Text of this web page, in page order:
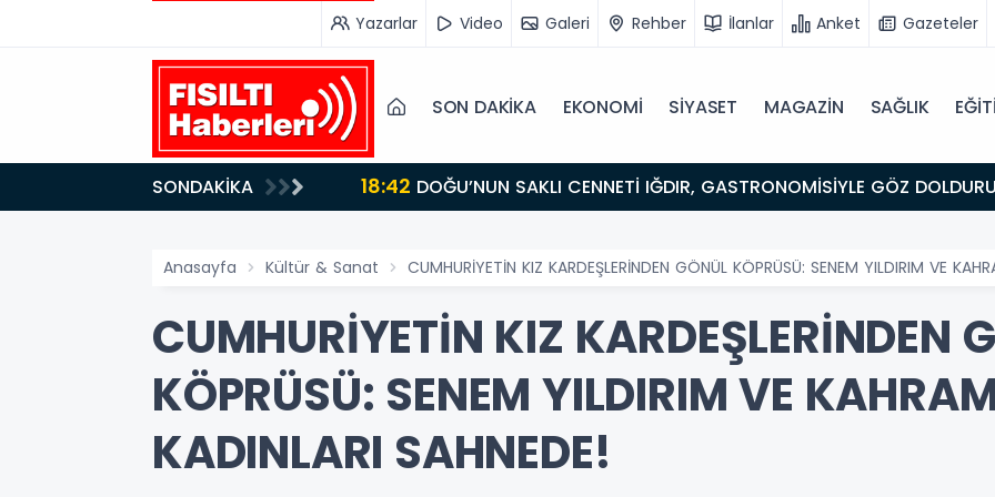
Yazarlar Video Galeri Rehber İlanlar Anket Gazeteler
SON DAKİKA EKONOMİ SİYASET MAGAZİN SAĞLIK
SONDAKİKA 18:42
KÜLTÜRÜNÜN BULUŞMA NOKTASI
Anasayfa Kültür & Sanat CUMHURİYETİN KIZ KARDEŞLERİNDEN GÖNÜL KÖPRÜSÜ: SENEM YILDIRIM VE
CUMHURİYETİN KIZ KARDEŞLERİNDEN
KÖPRÜSÜ: SENEM YILDIRIM VE
KADINLARI SAHNEDE!